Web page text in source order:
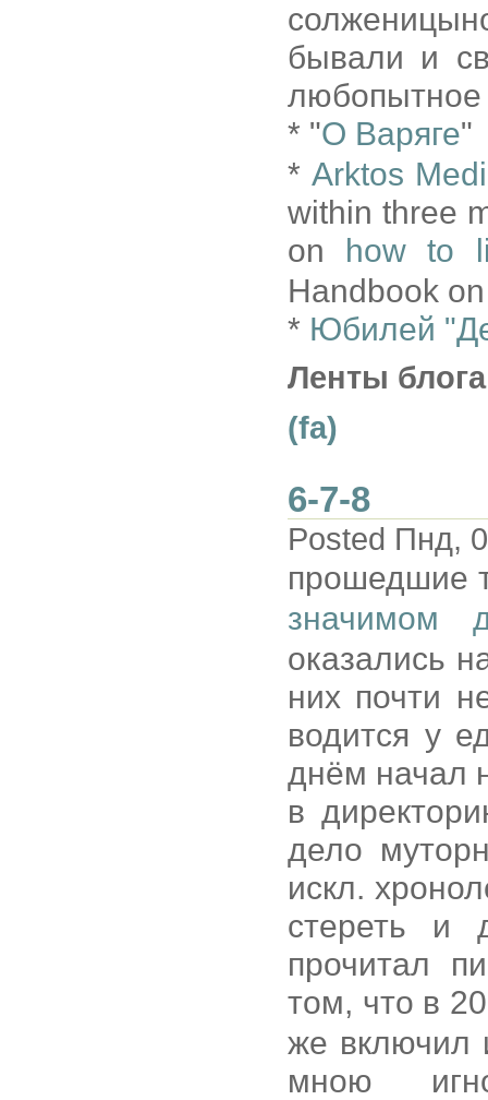
бывали и
любопытное
* "О Варяге"
* Arktos
within three
on how to
Handbook
* Юбилей
Ленты
(fa)
6-7-8
Posted Пнд,
прошедшие
значимом
оказались
них почти
водится у
днём начал
в
дело
искл.
стереть и
прочитал
том, что в
же включил
мною